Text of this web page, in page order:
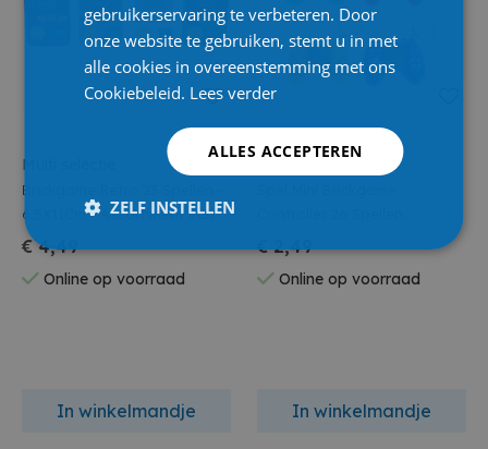
Multi selectie
Brickgame Retro 23 Spellen -
6,5X11Cm - Assortiment van 4
(prijs per stuk)
€ 4,49
Online op voorraad
In winkelmandje
Assortiment van 4 (prijs per
stuk)
€ 2,49
Online op voorraad
In winkelmandje
gebruikerservaring te verbeteren. Door
onze website te gebruiken, stemt u in met
alle cookies in overeenstemming met ons
Cookiebeleid. Lees verder
ALLES ACCEPTEREN
ZELF INSTELLEN